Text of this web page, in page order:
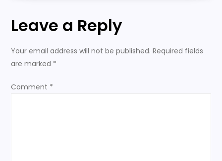
n
a
Leave a Reply
Your email address will not be published. Required fields
are marked *
Comment *